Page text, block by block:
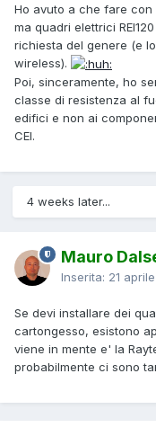
Ho avuto a che fare con
ma quadri elettrici
richiesta del genere (e
wireless).
Poi, sinceramente, ho
classe di resistenza al
edifici e non ai
CEI.
4 weeks later...
Mauro
Inserita: 21
Se devi installare dei
cartongesso, esistono
viene in mente e' la
probabilmente ci sono